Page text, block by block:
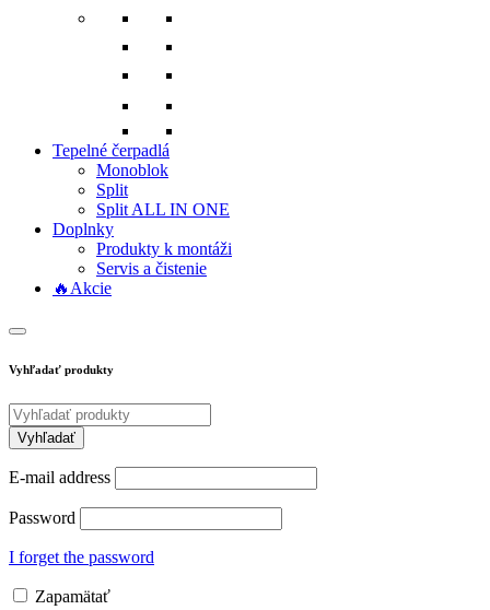
Tepelné čerpadlá
Monoblok
Split
Split ALL IN ONE
Doplnky
Produkty k montáži
Servis a čistenie
🔥Akcie
Vyhľadať produkty
E-mail address
Password
I forget the password
Zapamätať